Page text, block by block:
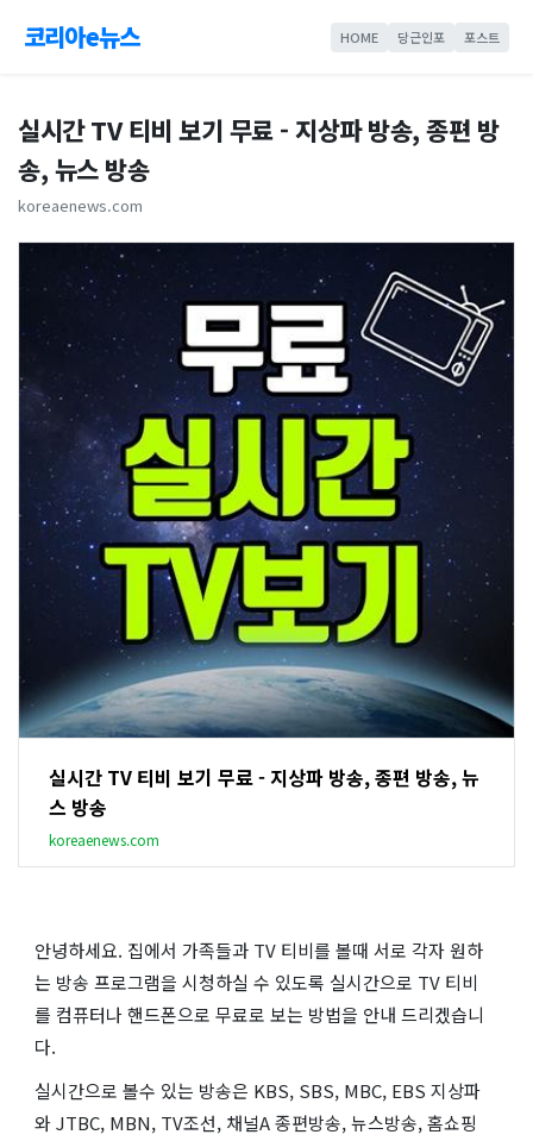
코리아e뉴스 HOME 당근인포 포스트
실시간 TV 티비 보기 무료 - 지상파 방송, 종편 방
송, 뉴스 방송
koreaenews.com
실시간 TV 티비 보기 무료 - 지상파 방송, 종편 방송, 뉴
스 방송
koreaenews.com
안녕하세요. 집에서 가족들과 TV 티비를 볼때 서로 각자 원하
는 방송 프로그램을 시청하실 수 있도록 실시간으로 TV 티비
를 컴퓨터나 핸드폰으로 무료로 보는 방법을 안내 드리겠습니
다.
실시간으로 볼수 있는 방송은 KBS, SBS, MBC, EBS 지상파
와 JTBC, MBN, TV조선, 채널A 종편방송, 뉴스방송, 홈쇼핑